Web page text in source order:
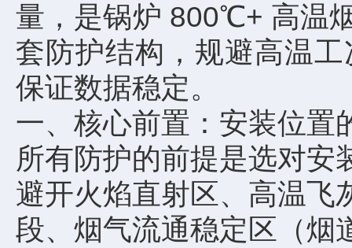
量，是锅炉 800℃+ 高温
套防护结构，规避高温
保证数据稳定。
一、核心前置：安装位置
所有防护的前提是选对安
避开火焰直射区、高温飞
段、烟气流通稳定区（烟